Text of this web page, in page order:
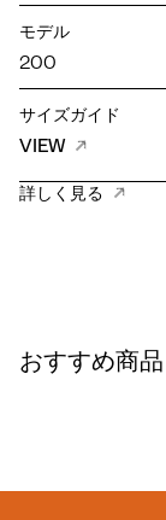
モデル
200
サイズガイド
VIEW
詳しく見る
おすすめ商品